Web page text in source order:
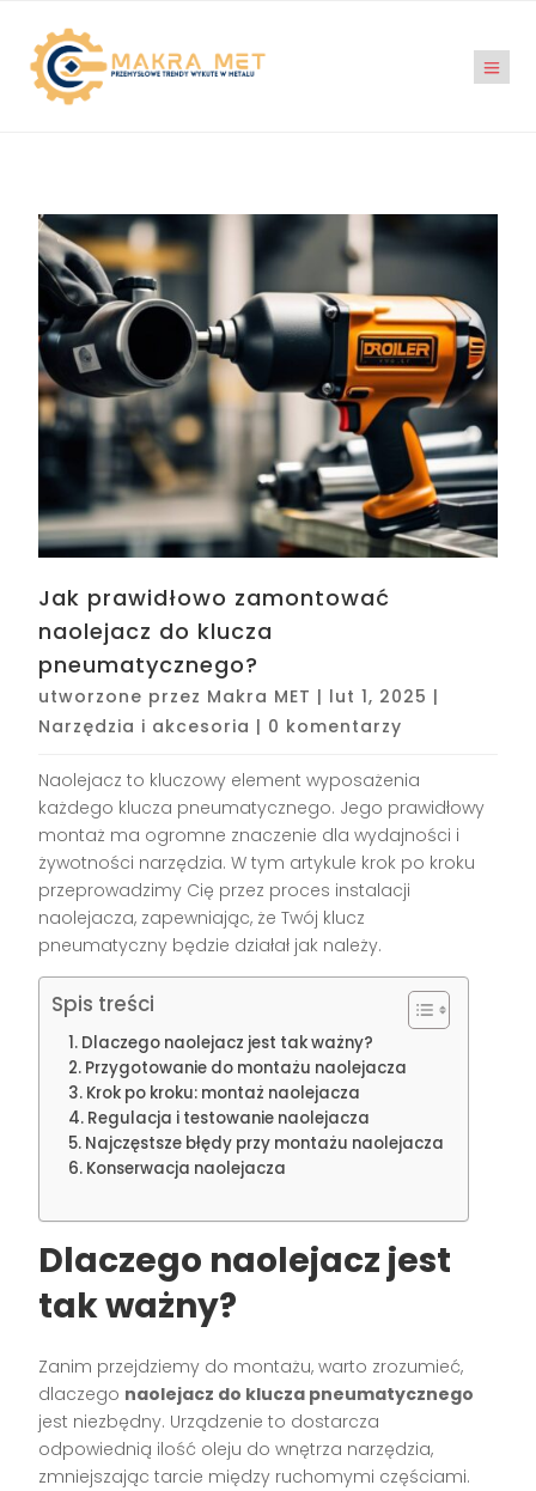
Jak prawidłowo zamontować
naolejacz do klucza
pneumatycznego?
utworzone przez Makra MET | lut 1, 2025 |
Narzędzia i akcesoria | 0 komentarzy
Naolejacz to kluczowy element wyposażenia
każdego klucza pneumatycznego. Jego prawidłowy
montaż ma ogromne znaczenie dla wydajności i
żywotności narzędzia. W tym artykule krok po kroku
przeprowadzimy Cię przez proces instalacji
naolejacza, zapewniając, że Twój klucz
pneumatyczny będzie działał jak należy.
Spis treści
Dlaczego naolejacz jest tak ważny?
Przygotowanie do montażu naolejacza
Krok po kroku: montaż naolejacza
Regulacja i testowanie naolejacza
Najczęstsze błędy przy montażu naolejacza
Konserwacja naolejacza
Dlaczego naolejacz jest
tak ważny?
Zanim przejdziemy do montażu, warto zrozumieć,
dlaczego naolejacz do klucza pneumatycznego
jest niezbędny. Urządzenie to dostarcza
odpowiednią ilość oleju do wnętrza narzędzia,
zmniejszając tarcie między ruchomymi częściami.